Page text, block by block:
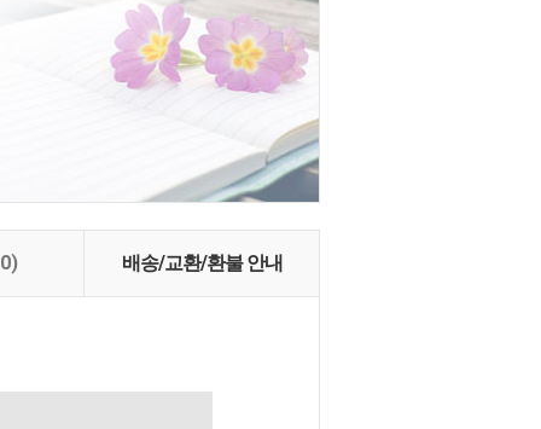
배송/교환/환불 안내